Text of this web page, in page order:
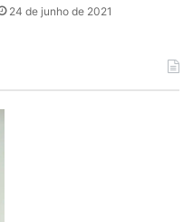
24 de junho de 2021